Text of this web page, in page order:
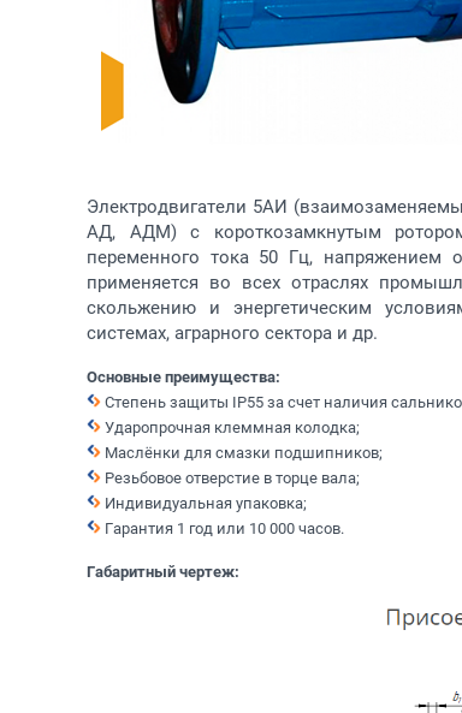
Электродвигатели 5АИ
АД, АДМ) с короткозамкнутым
переменного тока 50 Гц, напряжением
применяется во всех отраслях
скольжению и энергетическим
системах, аграрного сектора и др.
Основные преимущества:
Степень защиты IP55 за счет наличия
Ударопрочная клеммная колодка;
Маслёнки для смазки подшипников;
Резьбовое отверстие в торце вала;
Индивидуальная упаковка;
Гарантия 1 год или 10 000 часов.
Габаритный чертеж: